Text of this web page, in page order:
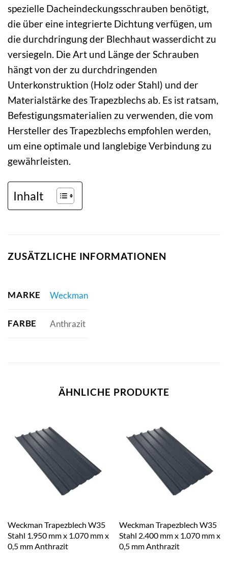
spezielle Dacheindeckungsschrauben benötigt,
die über eine integrierte Dichtung verfügen, um
die durchdringung der Blechhaut wasserdicht zu
versiegeln. Die Art und Länge der Schrauben
hängt von der zu durchdringenden
Unterkonstruktion (Holz oder Stahl) und der
Materialstärke des Trapezblechs ab. Es ist ratsam,
Befestigungsmaterialien zu verwenden, die vom
Hersteller des Trapezblechs empfohlen werden,
um eine optimale und langlebige Verbindung zu
gewährleisten.
Inhalt
ZUSÄTZLICHE INFORMATIONEN
MARKE Weckman
FARBE Anthrazit
ÄHNLICHE PRODUKTE
Weckman Trapezblech W35
Stahl 1.950 mm x 1.070 mm x
0,5 mm Anthrazit
Weckman Trapezblech W35
Stahl 2.400 mm x 1.070 mm x
0,5 mm Anthrazit